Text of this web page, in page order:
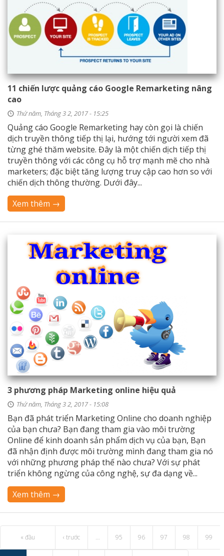
11 chiến lược quảng cáo Google Remarketing nâng
cao
Thứ năm, Tháng 3 2, 2017 - 15:25
Quảng cáo Google Remarketing hay còn gọi là chiến
dịch truyền thông tiếp thị lại, hướng tới người xem đã
từng ghé thăm website. Đây là một chiến dịch tiếp thị
truyền thông với các công cụ hỗ trợ mạnh mẽ cho nhà
marketers; đặc biệt tăng lượng truy cập cao hơn so với
chiến dịch thông thường. Dưới đây...
Xem thêm →
3 phương pháp Marketing online hiệu quả
Thứ năm, Tháng 3 2, 2017 - 15:08
Bạn đã phát triển Marketing Online cho doanh nghiệp
của bạn chưa? Bạn đang tham gia vào môi trường
Online để kinh doanh sản phẩm dịch vụ của bạn, Bạn
đã nhận định được môi trường mình đang tham gia nó
với những phương pháp thế nào chưa? Với sự phát
triển không ngừng của công nghệ, sự đa dạng về...
Xem thêm →
« đầu ‹ trước … 95 96 97 98 99